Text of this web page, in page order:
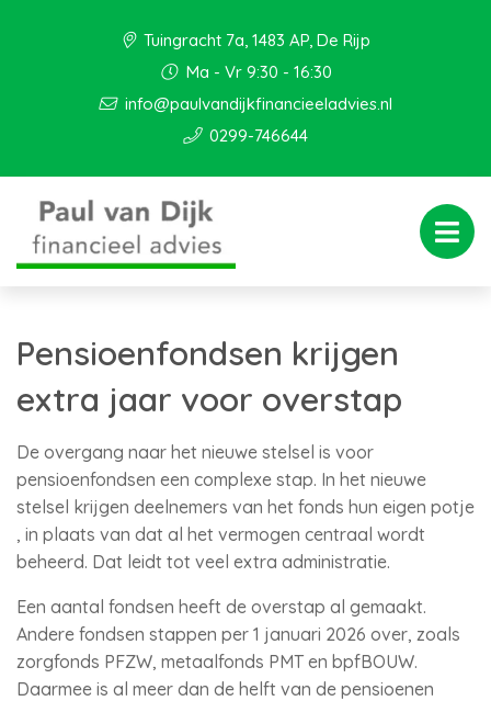
Tuingracht 7a, 1483 AP, De Rijp
Ma - Vr 9:30 - 16:30
info@paulvandijkfinancieeladvies.nl
0299-746644
Pensioenfondsen krijgen
extra jaar voor overstap
De overgang naar het nieuwe stelsel is voor
pensioenfondsen een complexe stap. In het nieuwe
stelsel krijgen deelnemers van het fonds hun eigen potje
, in plaats van dat al het vermogen centraal wordt
beheerd. Dat leidt tot veel extra administratie.
Een aantal fondsen heeft de overstap al gemaakt.
Andere fondsen stappen per 1 januari 2026 over, zoals
zorgfonds PFZW, metaalfonds PMT en bpfBOUW.
Daarmee is al meer dan de helft van de pensioenen